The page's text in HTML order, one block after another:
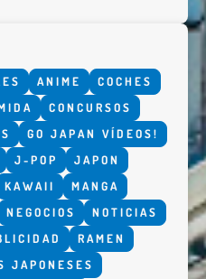
ANIME
COCHES
CONCURSOS
GO JAPAN VÍDEOS!
J-POP
JAPON
KAWAII
MANGA
NEGOCIOS
NOTICIAS
RAMEN
JAPONESES